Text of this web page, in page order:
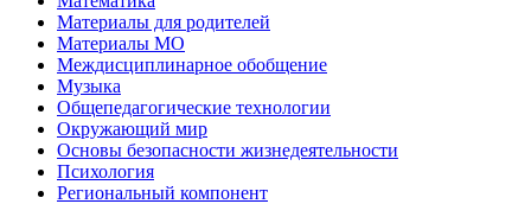
Материалы для родителей
Материалы МО
Междисциплинарное обобщение
Музыка
Общепедагогические технологии
Окружающий мир
Основы безопасности жизнедеятельности
Психология
Региональный компонент